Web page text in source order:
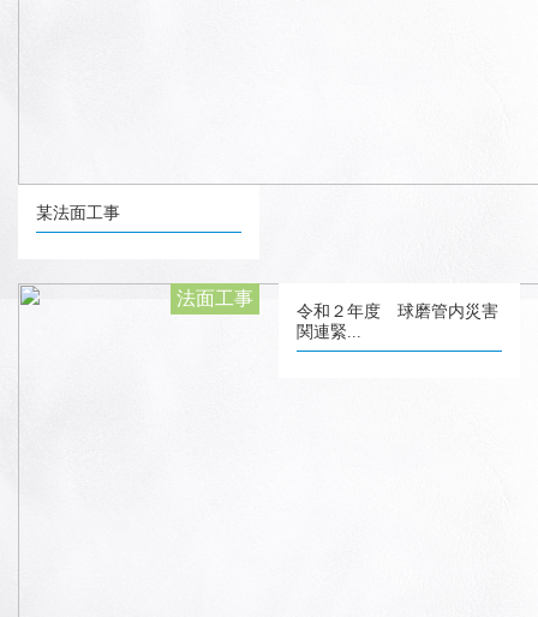
某法面工事
法面工事
令和２年度 球磨管内災害
関連緊...